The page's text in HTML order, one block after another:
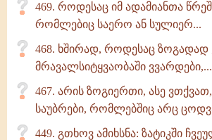
469. როდესაც იმ ადამიანთა
რომლებიც საერო ან სულიერ...
468. ხშირად, როდესაც ზოგადად
მრავალსიტყვაობაში ვვარდები,...
467. არის ზოგიერთი, ასე
საუბრები, რომლებშიც არც
449. გთხოვ ამიხსნა: ზატიკში